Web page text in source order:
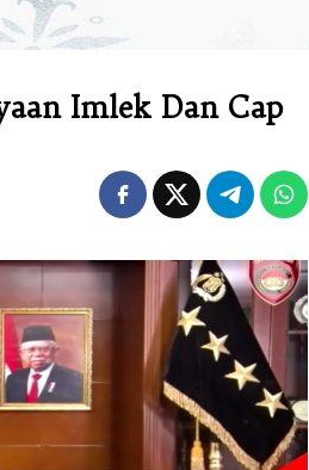
Imlek Dan Cap